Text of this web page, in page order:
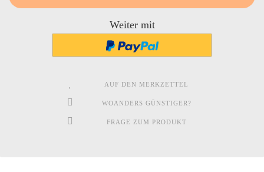
Weiter mit
AUF DEN MERKZETTEL
WOANDERS GÜNSTIGER?
FRAGE ZUM PRODUKT